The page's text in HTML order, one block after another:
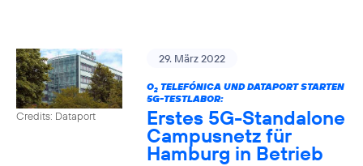
Credits: Dataport
29. März 2022
O2TELEFÓNICA UND DATAPORT STARTEN
5G-TESTLABOR:
Erstes 5G-Standalone
Campusnetz für
Hamburg in Betrieb